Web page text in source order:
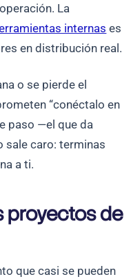
La
internas es
en distribución real.
o se pierde el
“conéctalo en
paso —el que da
caro: terminas
a ti.
proyectos de
que casi se pueden